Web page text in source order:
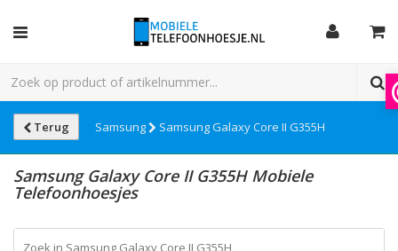
Terug Samsung Samsung Galaxy Core II G355H
Samsung Galaxy Core II G355H Mobiele
Telefoonhoesjes